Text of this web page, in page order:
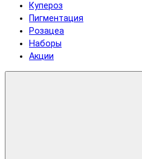
Купероз
Пигментация
Розацеа
Наборы
Акции